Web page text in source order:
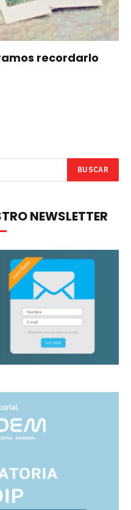
recordarlo
NEWSLETTER